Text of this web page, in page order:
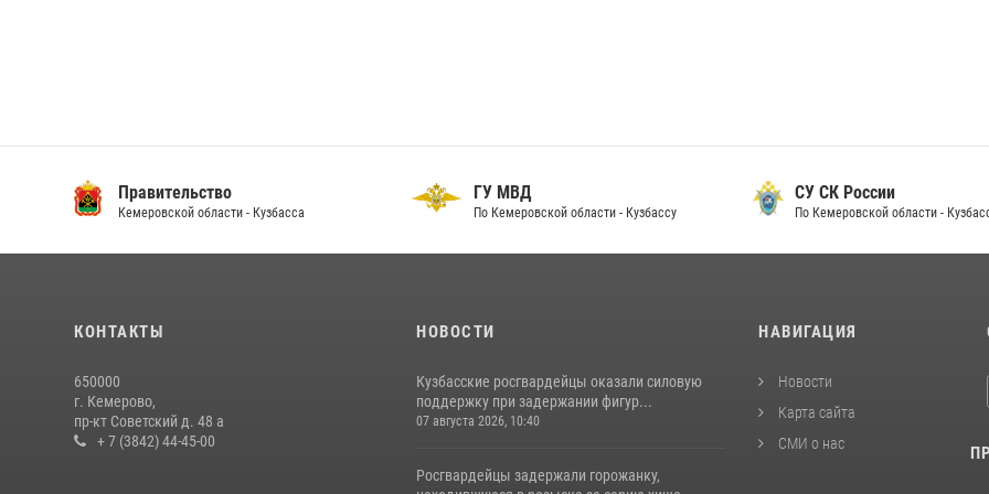
Правительство
Кемеровской области - Кузбасса
ГУ МВД
По Кемеровской области - Кузбассу
СУ СК России
По Кемеровской области -
КОНТАКТЫ
650000
г. Кемерово,
пр-кт Советский д. 48 а
+ 7 (3842) 44-45-00
НОВОСТИ
Кузбасские росгвардейцы оказали силовую
поддержку при задержании фигур...
07 августа 2026, 10:40
Росгвардейцы задержали горожанку,
НАВИГАЦИЯ
Новости
Карта сайта
СМИ о нас